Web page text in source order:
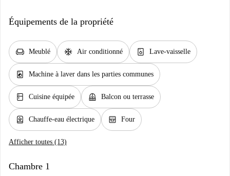
Équipements de la propriété
chair Meublé ac_unit Air conditionné dishwasher_gen Lave-vaisselle
local_laundry_service Machine à laver dans les parties communes
kitchen Cuisine équipée balcony Balcon ou terrasse
water_heater Chauffe-eau électrique oven_gen Four
Afficher toutes (13)
Chambre 1